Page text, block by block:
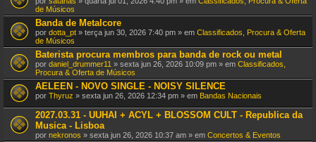
de Músicos
Banda de Metalcore
por dotta_pt » terça jun 30, 2026 7:40 pm » em Classificados, Procura & Oferta
de Músicos
Baterista procura membros para banda de rock ou metal
por daniel_drummer11 » sexta jun 26, 2026 10:09 pm » em Classificados,
Procura & Oferta de Músicos
AELEEN - NOVO SINGLE - NOISY SILENCE
por Thyruz » sexta jun 26, 2026 12:34 pm » em Bandas Nacionais
2027.03.31 - UUHAI + ACYL + BLOSSOM CULT - Republica da
Musica - Lisboa
por nekronos » sexta jun 26, 2026 10:37 am » em Concertos & Eventos